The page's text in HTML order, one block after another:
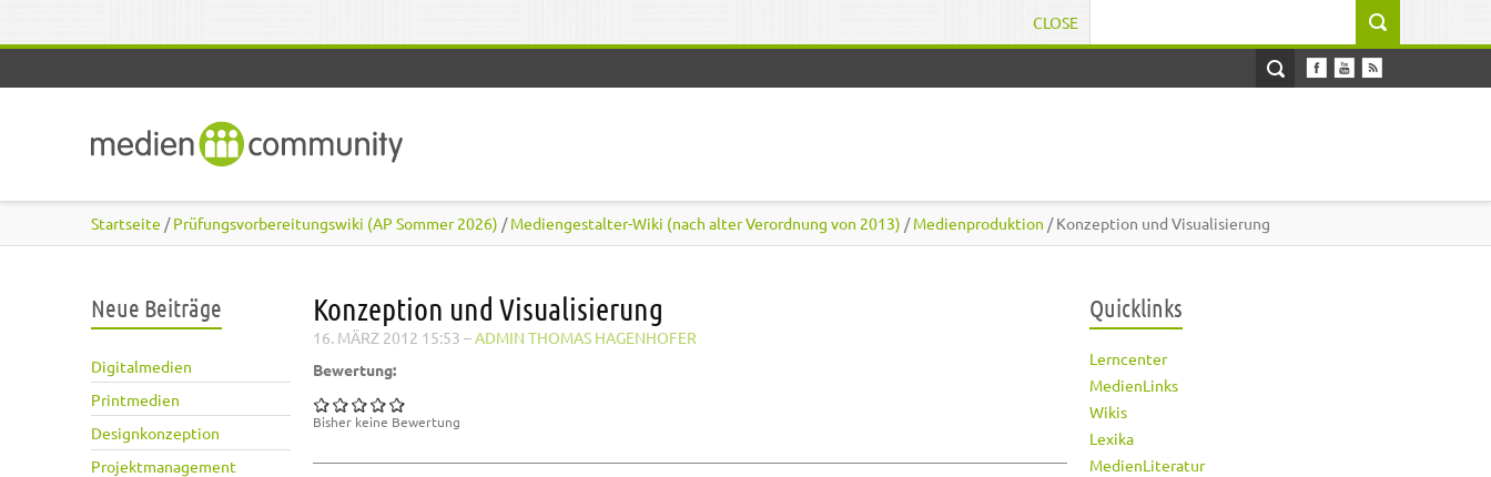
CLOSE
Startseite /Prüfungsvorbereitungswiki (AP Sommer 2026) /Mediengestalter-Wiki (nach alter Verordnung von 2013) /Medienproduktion / Konzeption und Visualisierung
Neue Beiträge
Digitalmedien
Printmedien
Designkonzeption
Projektmanagement
Konzeption und Visualisierung
16. MÄRZ 2012 15:53 –ADMIN THOMAS HAGENHOFER
Bewertung:
Bisher keine Bewertung
Quicklinks
Lerncenter
MedienLinks
Wikis
Lexika
MedienLiteratur